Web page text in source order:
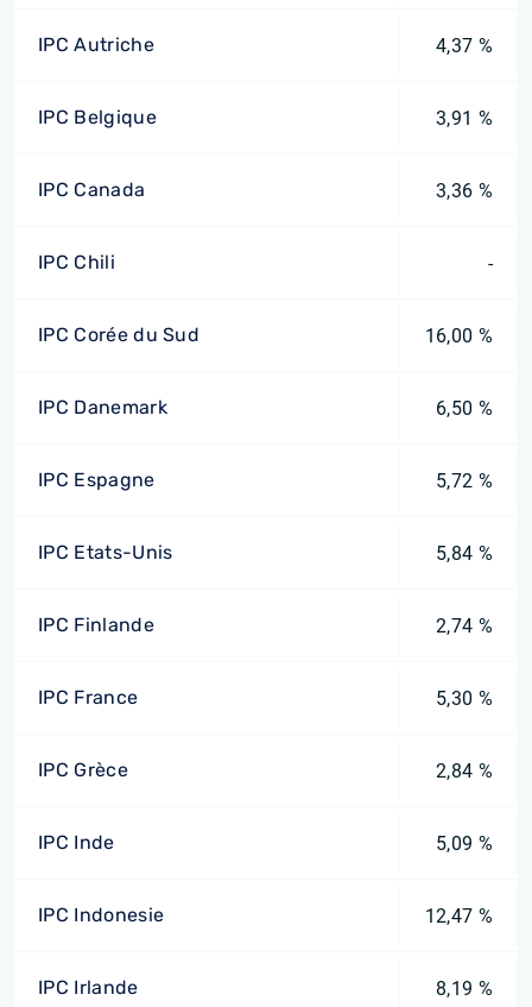
IPC Autriche 4,37 %
IPC Belgique 3,91 %
IPC Canada 3,36 %
IPC Chili -
IPC Corée du Sud 16,00 %
IPC Danemark 6,50 %
IPC Espagne 5,72 %
IPC Etats-Unis 5,84 %
IPC Finlande 2,74 %
IPC France 5,30 %
IPC Grèce 2,84 %
IPC Inde 5,09 %
IPC Indonesie 12,47 %
IPC Irlande 8,19 %